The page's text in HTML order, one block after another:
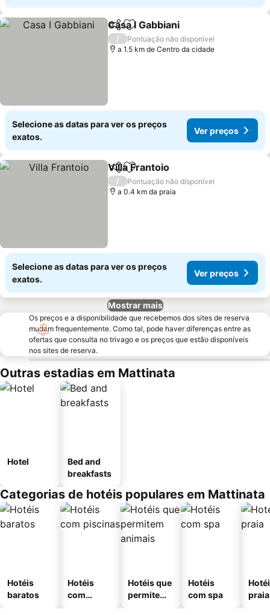
PartilharAdicionar aos favoritos
Casa I Gabbiani
/
Pontuação não disponível
a 1.5 km de Centro da cidade
Selecione as datas para ver os preços
exatos.
Ver preços
PartilharAdicionar aos favoritos
Villa Frantoio
/
Pontuação não disponível
a 0.4 km da praia
Selecione as datas para ver os preços
exatos.
Ver preços
Mostrar mais
Os preços e a disponibilidade que recebemos dos sites de reserva
mudam frequentemente. Como tal, pode haver diferenças entre as
ofertas que consulta no trivago e os preços que estão disponíveis
nos sites de reserva.
Outras estadias em Mattinata
Hotel
Bed and
breakfasts
Categorias de hotéis populares em Mattinata
Hotéis
baratos
Hotéis
com
Hotéis que
permitem
Hotéis
com spa
praia